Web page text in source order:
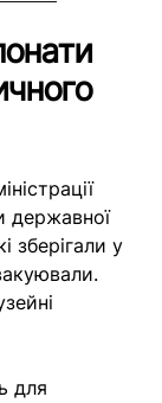
державної
зберігали у
для